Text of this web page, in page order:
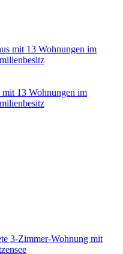
13 Wohnungen im